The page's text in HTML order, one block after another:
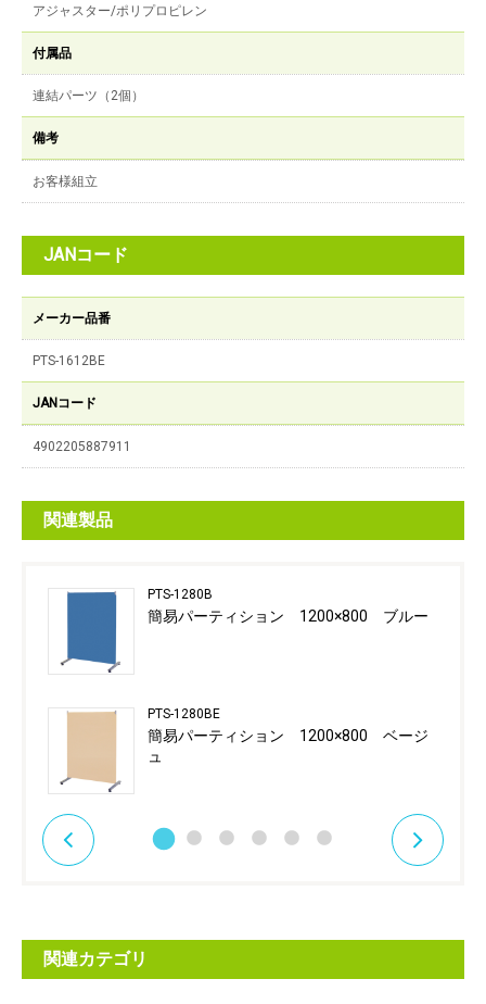
アジャスター/ポリプロピレン
付属品
連結パーツ（2個）
備考
お客様組立
JANコード
メーカー品番
PTS-1612BE
JANコード
4902205887911
関連製品
PTS-1280B
簡易パーティション 1200×800 ブルー
PTS-1280BE
簡易パーティション 1200×800 ベージ
ュ
関連カテゴリ